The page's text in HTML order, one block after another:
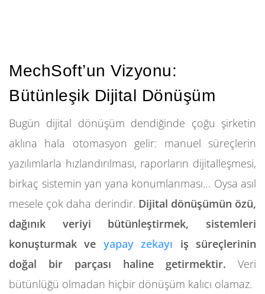
MechSoft’un Vizyonu:
Bütünleşik Dijital Dönüşüm
Bugün dijital dönüşüm dendiğinde çoğu şirketin
aklına hala otomasyon gelir: manuel süreçlerin
yazılımlarla hızlandırılması, raporların dijitalleşmesi,
birkaç sistemin yan yana konumlanması… Oysa asıl
mesele çok daha derindir. Dijital dönüşümün özü,
dağınık veriyi bütünleştirmek, sistemleri
konuşturmak ve yapay zekayı iş süreçlerinin
doğal bir parçası haline getirmektir. Veri
bütünlüğü olmadan hiçbir dönüşüm kalıcı olamaz.